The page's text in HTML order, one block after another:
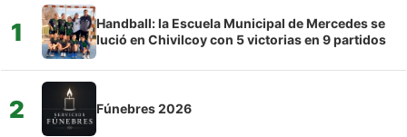
1
Handball: la Escuela Municipal de Mercedes se
lució en Chivilcoy con 5 victorias en 9 partidos
2 Fúnebres 2026